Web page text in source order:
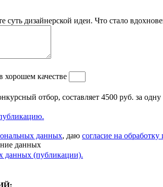
дизайнерской идеи. Что стало
хорошем качестве
отбор, составляет 4500 руб. за
данных, даю согласие на
данных
данных (публикации).